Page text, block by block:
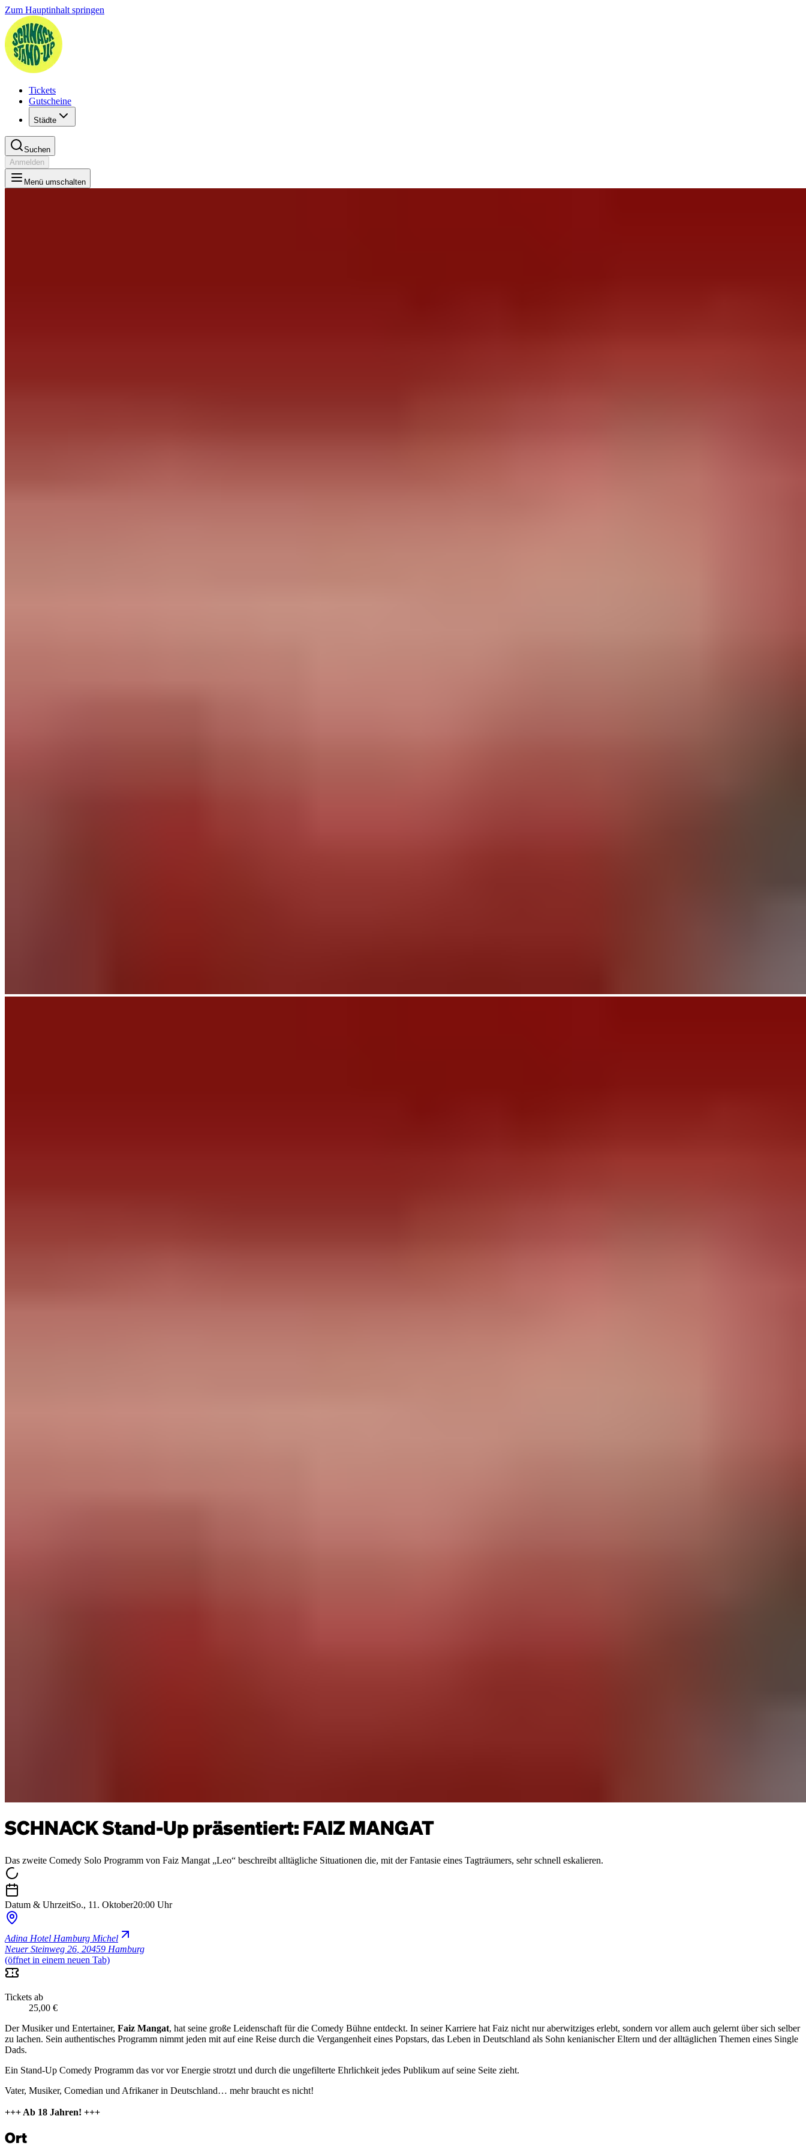
Zum Hauptinhalt springen
Tickets
Gutscheine
Städte
Suchen
Anmelden
Menü umschalten
SCHNACK Stand-Up präsentiert: FAIZ MANGAT
Das zweite Comedy Solo Programm von Faiz Mangat „Leo“ beschreibt alltägliche Situationen die, mit der Fantasie eines Tagträumers, sehr schnell eskalieren.
Datum & UhrzeitSo., 11. Oktober20:00 Uhr
Adina Hotel Hamburg Michel
Neuer Steinweg 26 20459 Hamburg
(öffnet in einem neuen Tab)
Tickets ab
25,00 €
Der Musiker und Entertainer, Faiz Mangat, hat seine große Leidenschaft für die Comedy Bühne entdeckt. In seiner Karriere hat Faiz nicht nur aberwitziges erlebt, sondern vor allem auch gelernt über sich selber
zu lachen. Sein authentisches Programm nimmt jeden mit auf eine Reise durch die Vergangenheit eines Popstars, das Leben in Deutschland als Sohn kenianischer Eltern und der alltäglichen Themen eines Single
Dads.
Ein Stand-Up Comedy Programm das vor vor Energie strotzt und durch die ungefilterte Ehrlichkeit jedes Publikum auf seine Seite zieht.
Vater, Musiker, Comedian und Afrikaner in Deutschland… mehr braucht es nicht!
+++ Ab 18 Jahren! +++
Ort